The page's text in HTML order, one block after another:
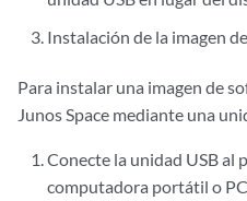
Instalación de la imagen
Para instalar una imagen de
Junos Space mediante una
Conecte la unidad USB al
computadora portátil o